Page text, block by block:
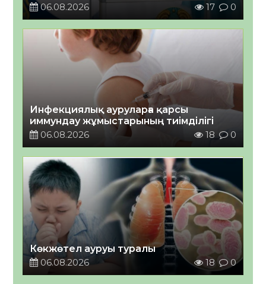
06.08.2026
17 0
Инфекциялық ауруларға қарсы
иммундау жұмыстарының тиімділігі
06.08.2026
18 0
Көкжөтел ауруы туралы
06.08.2026
18 0